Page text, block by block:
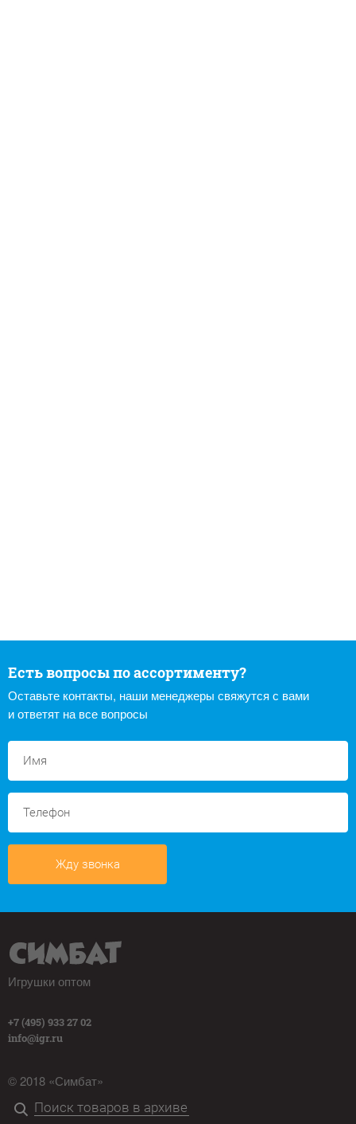
Есть вопросы по ассортименту?
Оставьте контакты, наши менеджеры свяжутся с вами
и ответят на все вопросы
Жду звонка
Игрушки оптом
+7 (495) 933 27 02
info@igr.ru
© 2018 «Симбат»